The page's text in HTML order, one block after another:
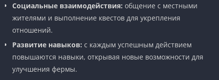
Социальные взаимодействия: общение с местными
жителями и выполнение квестов для укрепления
отношений.
Развитие навыков: с каждым успешным действием
повышаются навыки, открывая новые возможности для
улучшения фермы.